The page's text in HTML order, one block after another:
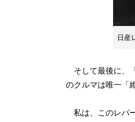
日産
そして最後に、
のクルマは唯一「
私は、このレパ